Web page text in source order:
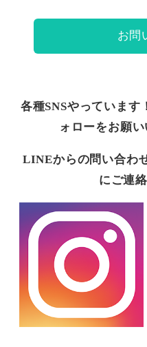
お問
各種SNSやっています
ォローをお願
LINEからの問い合わ
にご連